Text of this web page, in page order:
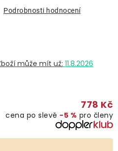
Podrobnosti hodnocení
11.8.2026
778 Kč
cena po slevě −5 % pro členy